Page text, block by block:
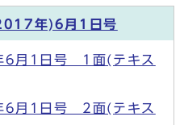
年)6月1日号
月1日号 1面(テキス
月1日号 2面(テキス